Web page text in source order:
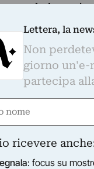
giocano
in questi
su sé
lo sguardo
quella
del rurale
Lettera, la
Non
giorno un'e-
partecipa
ricevere
: focus su